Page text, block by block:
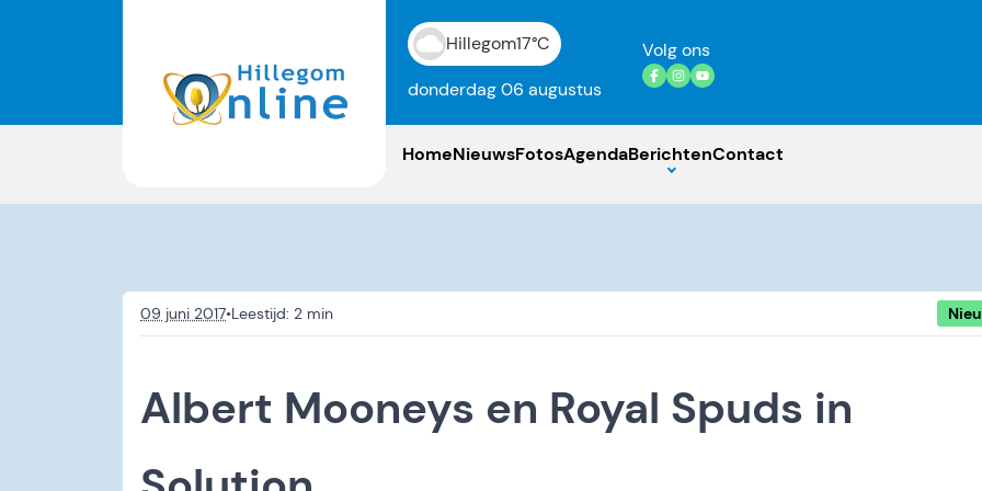
Hillegom17°C
donderdag 06 augustus
Volg ons
HomeNieuwsFotosAgendaBerichtenContact
09 juni 2017•
Albert Mooneys en Royal Spuds in